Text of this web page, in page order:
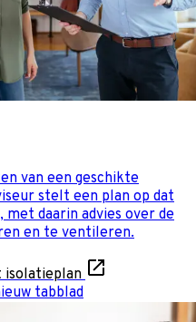
van een geschikte
stelt een plan op dat
met daarin advies over de
en te ventileren.
tabblad